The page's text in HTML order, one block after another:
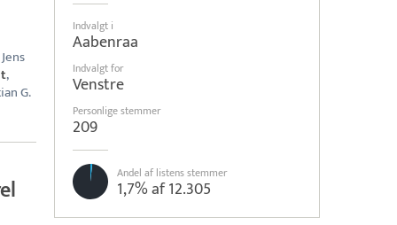
Indvalgt i
Aabenraa
Indvalgt for
Venstre
Personlige stemmer
209
Andel af listens stemmer
1,7% af 12.305
,
G.